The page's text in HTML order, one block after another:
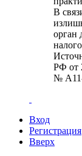
В
орган
РФ от
№
Вход
Регистрация
Вверх